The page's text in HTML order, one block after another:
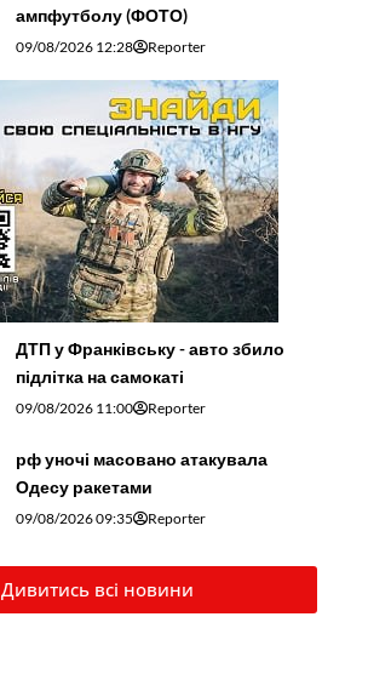
ампфутболу (ФОТО)
09/08/2026 12:28 Reporter
ДТП у Франківську - авто збило
підлітка на самокаті
09/08/2026 11:00 Reporter
рф уночі масовано атакувала
Одесу ракетами
09/08/2026 09:35 Reporter
Дивитись всі новини